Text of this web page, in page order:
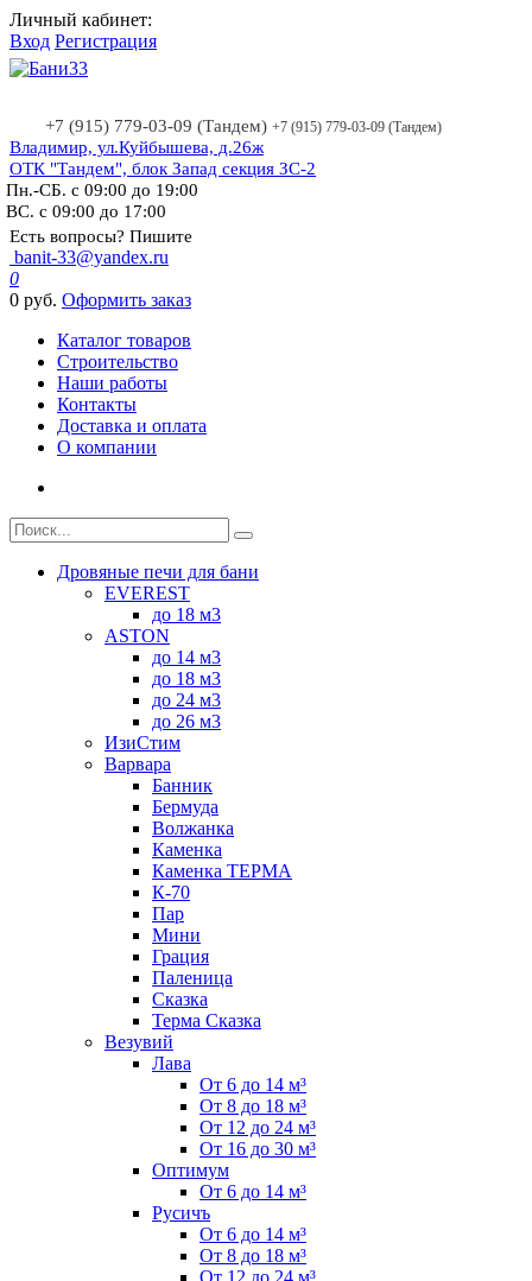
Личный кабинет:
Вход Регистрация
+7 (915) 779-03-09 (Тандем) +7 (915) 779-03-09 (Тандем)
Владимир, ул.Куйбышева, д.26ж
ОТК "Тандем", блок Запад секция ЗС-2
Пн.-СБ. с 09:00 до 19:00
ВС. с 09:00 до 17:00
Есть вопросы? Пишите
banit-33@yandex.ru
0
0 руб. Оформить заказ
Каталог товаров
Строительство
Наши работы
Контакты
Доставка и оплата
О компании
Дровяные печи для бани
EVEREST
до 18 м3
ASTON
до 14 м3
до 18 м3
до 24 м3
до 26 м3
ИзиСтим
Варвара
Банник
Бермуда
Волжанка
Каменка
Каменка ТЕРМА
К-70
Пар
Мини
Грация
Паленица
Сказка
Терма Сказка
Везувий
Лава
От 6 до 14 м³
От 8 до 18 м³
От 12 до 24 м³
От 16 до 30 м³
Оптимум
От 6 до 14 м³
Русичъ
От 6 до 14 м³
От 8 до 18 м³
От 12 до 24 м³